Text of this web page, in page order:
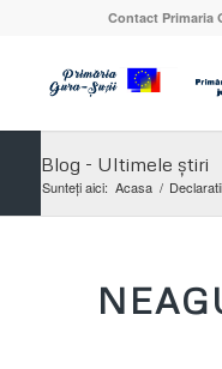
Contact Primaria
Blog - Ultimele știri
Sunteți aici: Acasa / Declaratii